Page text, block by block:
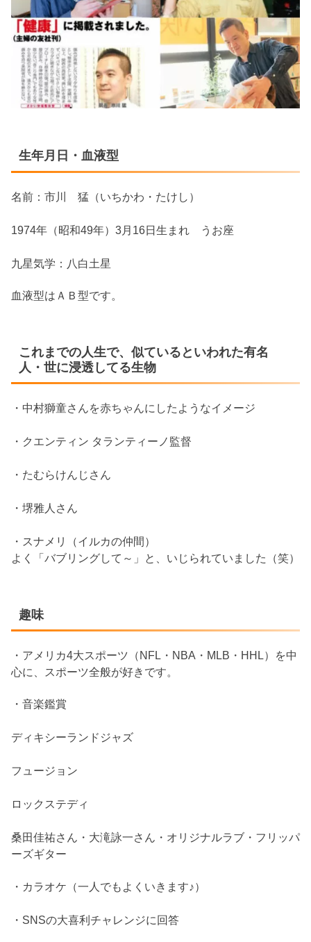
生年月日・血液型
名前：市川 猛（いちかわ・たけし）
1974年（昭和49年）3月16日生まれ うお座
九星気学：八白土星
血液型はＡＢ型です。
これまでの人生で、似ているといわれた有名
人・世に浸透してる生物
・中村獅童さんを赤ちゃんにしたようなイメージ
・クエンティン タランティーノ監督
・たむらけんじさん
・堺雅人さん
・スナメリ（イルカの仲間）
よく「バブリングして～」と、いじられていました（笑）
趣味
・アメリカ4大スポーツ（NFL・NBA・MLB・HHL）を中
心に、スポーツ全般が好きです。
・音楽鑑賞
ディキシーランドジャズ
フュージョン
ロックステディ
桑田佳祐さん・大滝詠一さん・オリジナルラブ・フリッパ
ーズギター
・カラオケ（一人でもよくいきます♪）
・SNSの大喜利チャレンジに回答